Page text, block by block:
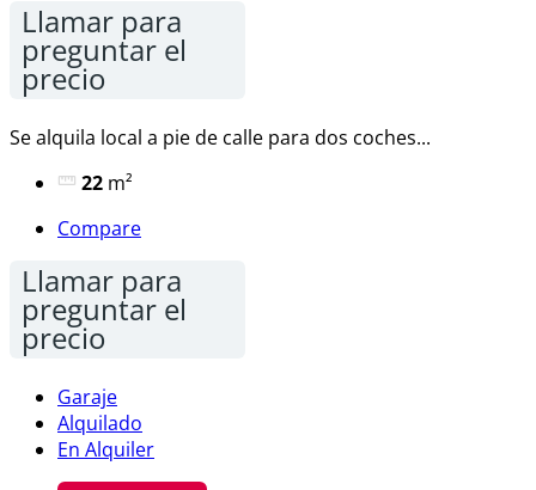
Llamar para
preguntar el
precio
Se alquila local a pie de calle para dos coches...
22 m²
Compare
Llamar para
preguntar el
precio
Garaje
Alquilado
En Alquiler